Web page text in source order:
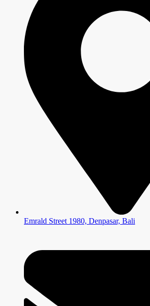
Emrald Street 1980, Denpasar, Bali